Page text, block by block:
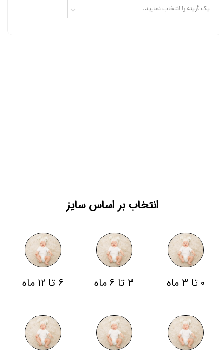
یک گزینه را انتخاب نمایید.
0 تا 3 ماه 3 تا 6 ماه 6 تا 12 ماه
انتخاب بر اساس سایز